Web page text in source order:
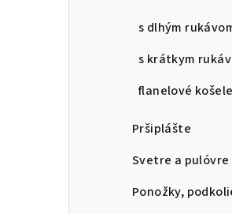
s dlhým
s krátkym
flanelové košele
Pršiplášte
Svetre a pulóvre
Ponožky,